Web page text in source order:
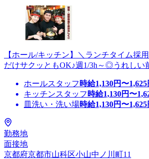
【ホール/キッチン】＼ランチタイム採
だけサクッともOK♪週1/3h～◎うれしい
ホールスタッフ 時給1,130円〜1,625
キッチンスタッフ 時給1,130円〜
皿洗い・洗い場時給1,130円〜1,625
勤務地
面接地
京都府京都市山科区小山中ノ川町11